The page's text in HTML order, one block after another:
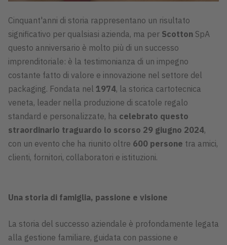
Cinquant'anni di storia rappresentano un risultato
significativo per qualsiasi azienda, ma per Scotton SpA
questo anniversario è molto più di un successo
imprenditoriale: è la testimonianza di un impegno
costante fatto di valore e innovazione nel settore del
packaging. Fondata nel 1974, la storica cartotecnica
veneta, leader nella produzione di scatole regalo
standard e personalizzate, ha celebrato questo
straordinario traguardo lo scorso 29 giugno 2024,
con un evento che ha riunito oltre 600 persone tra amici,
clienti, fornitori, collaboratori e istituzioni.
Una storia di famiglia, passione e visione
La storia del successo aziendale è profondamente legata
alla gestione familiare, guidata con passione e